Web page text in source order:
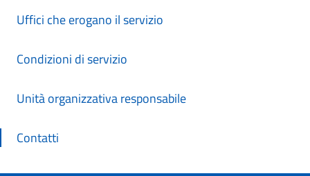
Uffici che erogano il servizio
Condizioni di servizio
Unità organizzativa responsabile
Contatti